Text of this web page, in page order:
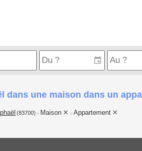
dans une maison dans un
(83700) > Maison > Appartement